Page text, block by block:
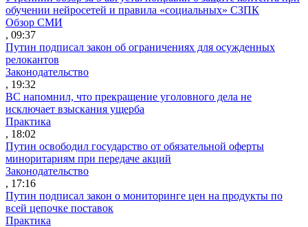
обучении нейросетей и правила «социальных» СЗПК
Обзор СМИ
, 09:37
Путин подписал закон об ограничениях для осужденных
релокантов
Законодательство
, 19:32
ВС напомнил, что прекращение уголовного дела не
исключает взыскания ущерба
Практика
, 18:02
Путин освободил государство от обязательной оферты
миноритариям при передаче акций
Законодательство
, 17:16
Путин подписал закон о мониторинге цен на продукты по
всей цепочке поставок
Практика